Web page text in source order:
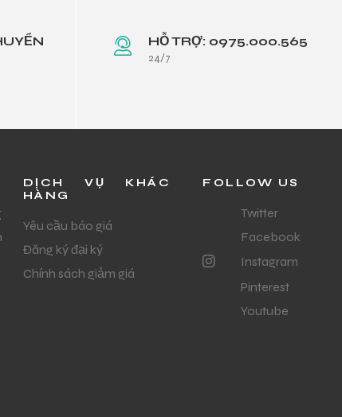
HỖ TRỢ: 0975.000.565
24/7
DỊCH VỤ KHÁC
HÀNG
Yêu cầu báo giá
Đăng ký đại ký
Chính sách giảm giá
FOLLOW US
Twitter
Facebook
Instagram
Pinterest
Youtube